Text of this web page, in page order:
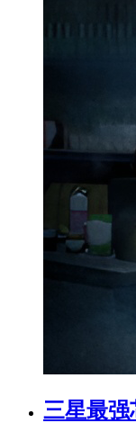
三星最强